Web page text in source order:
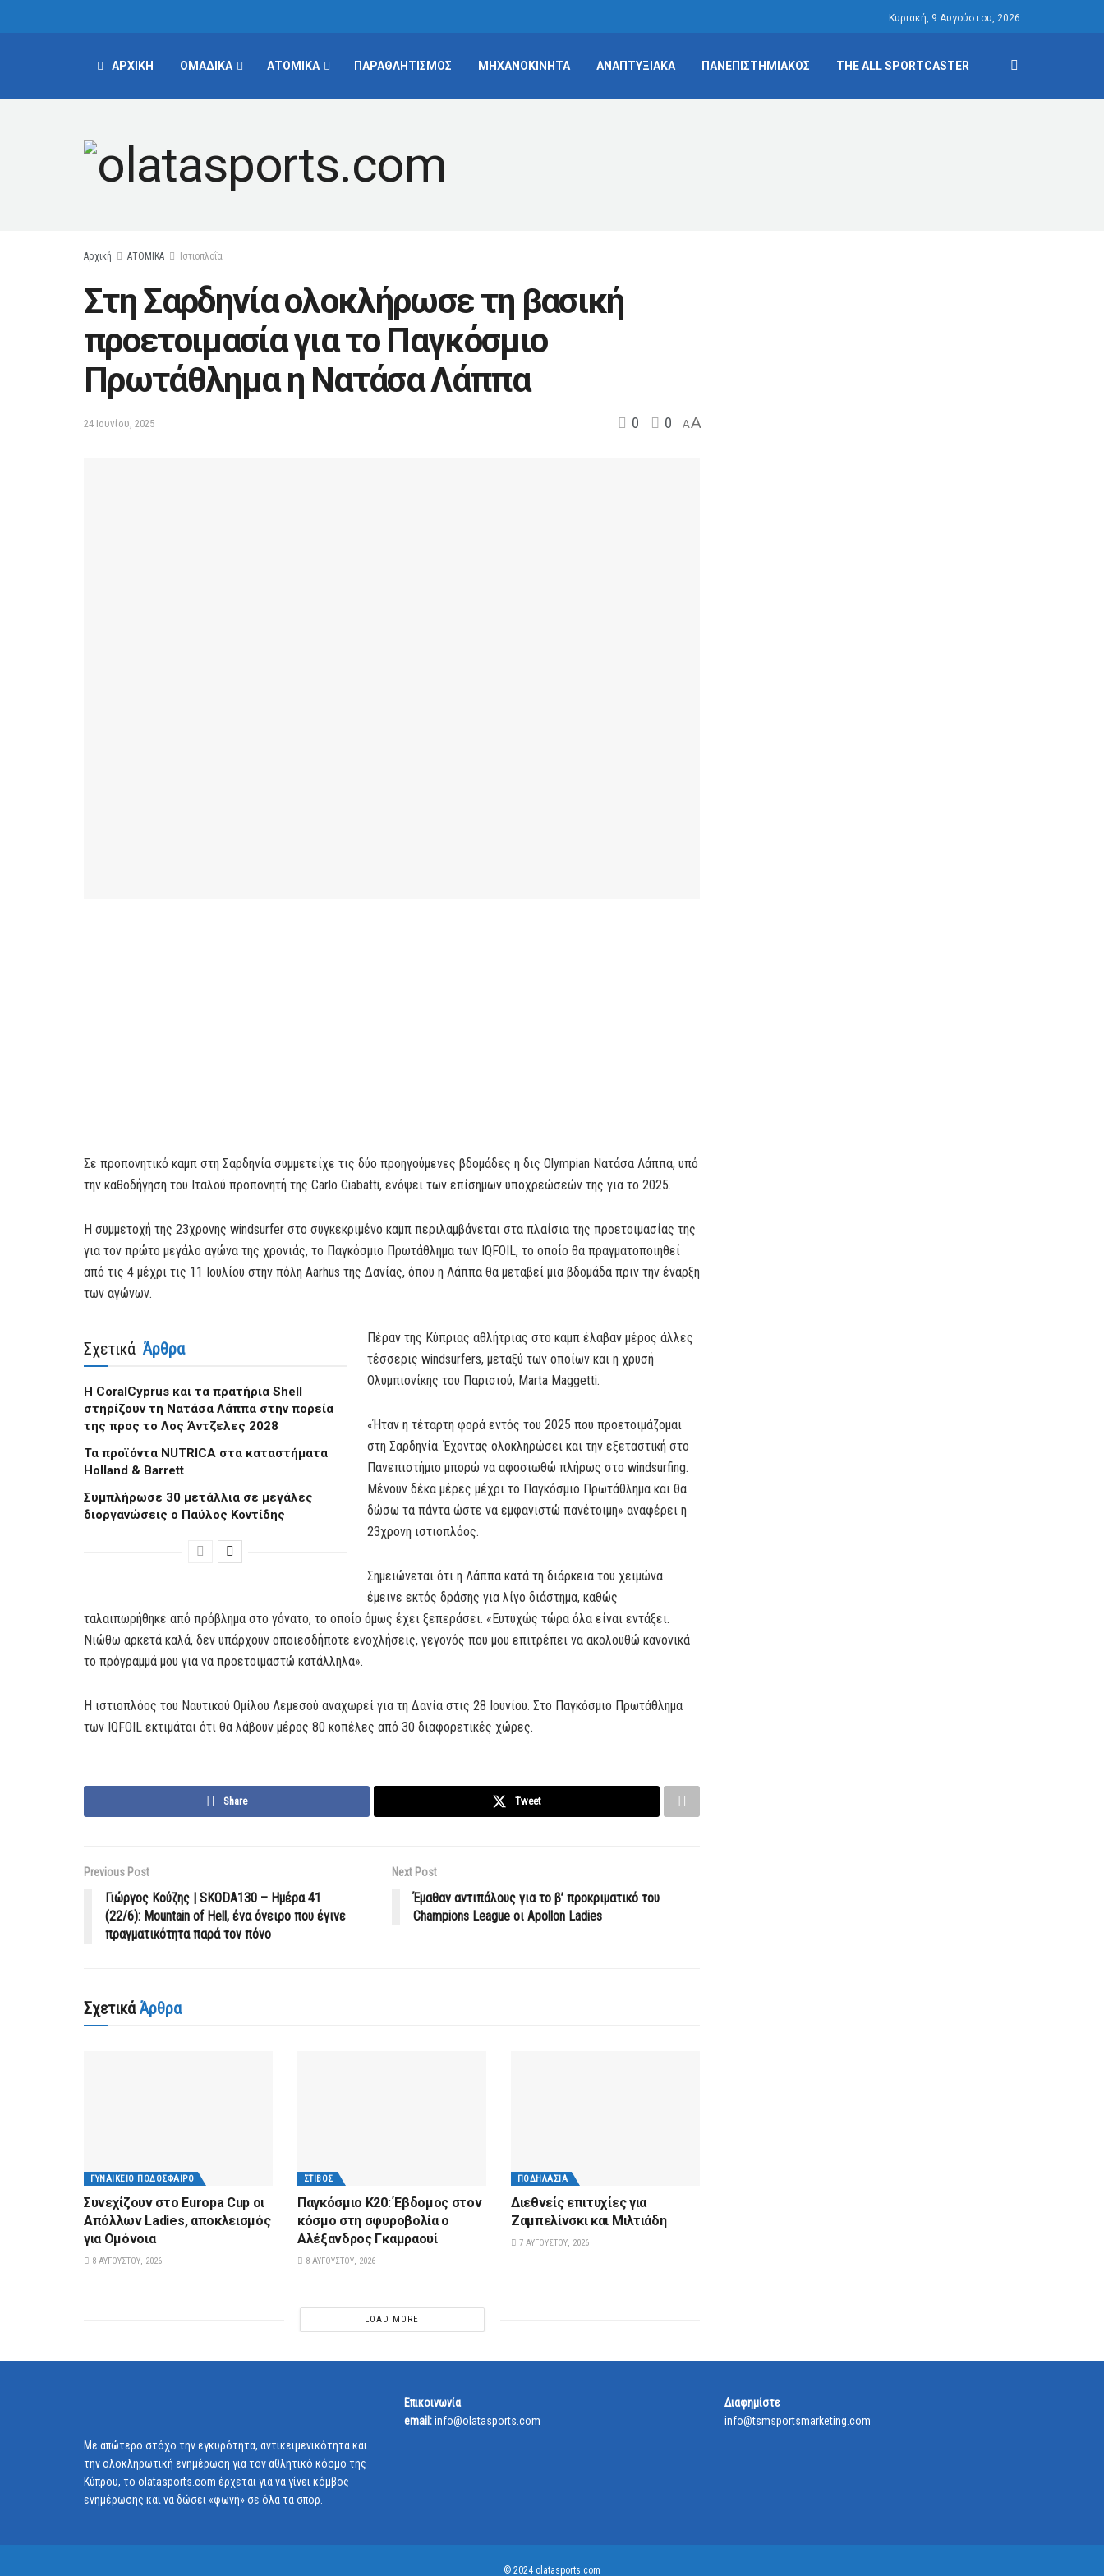
Κυριακή, 9 Αυγούστου, 2026
ΑΡΧΙΚΗ ΟΜΑΔΙΚΑ ΑΤΟΜΙΚΑ ΠΑΡΑΘΛΗΤΙΣΜΟΣ ΜΗΧΑΝΟΚΙΝΗΤΑ ΑΝΑΠΤΥΞΙΑΚΑ ΠΑΝΕΠΙΣΤΗΜΙΑΚΟΣ THE ALL SPORTCASTER
Αρχική ΑΤΟΜΙΚΑ Ιστιοπλοΐα
Στη Σαρδηνία ολοκλήρωσε τη βασική
προετοιμασία για το Παγκόσμιο
Πρωτάθλημα η Νατάσα Λάππα
24 Ιουνίου, 2025 0 0 AA
Σε προπονητικό καμπ στη Σαρδηνία συμμετείχε τις δύο προηγούμενες βδομάδες η δις Olympian Νατάσα Λάππα, υπό
την καθοδήγηση του Ιταλού προπονητή της Carlo Ciabatti, ενόψει των επίσημων υποχρεώσεών της για το 2025.
Η συμμετοχή της 23χρονης windsurfer στο συγκεκριμένο καμπ περιλαμβάνεται στα πλαίσια της προετοιμασίας της
για τον πρώτο μεγάλο αγώνα της χρονιάς, το Παγκόσμιο Πρωτάθλημα των IQFOIL, το οποίο θα πραγματοποιηθεί
από τις 4 μέχρι τις 11 Ιουλίου στην πόλη Aarhus της Δανίας, όπου η Λάππα θα μεταβεί μια βδομάδα πριν την έναρξη
των αγώνων.
Σχετικά Άρθρα
Η CoralCyprus και τα πρατήρια Shell
στηρίζουν τη Νατάσα Λάππα στην πορεία
της προς το Λος Άντζελες 2028
Τα προϊόντα NUTRICA στα καταστήματα
Holland & Barrett
Συμπλήρωσε 30 μετάλλια σε μεγάλες
διοργανώσεις ο Παύλος Κοντίδης
Πέραν της Κύπριας αθλήτριας στο καμπ έλαβαν μέρος άλλες
τέσσερις windsurfers, μεταξύ των οποίων και η χρυσή
Ολυμπιονίκης του Παρισιού, Marta Maggetti.
«Ήταν η τέταρτη φορά εντός του 2025 που προετοιμάζομαι
στη Σαρδηνία. Έχοντας ολοκληρώσει και την εξεταστική στο
Πανεπιστήμιο μπορώ να αφοσιωθώ πλήρως στο windsurfing.
Μένουν δέκα μέρες μέχρι το Παγκόσμιο Πρωτάθλημα και θα
δώσω τα πάντα ώστε να εμφανιστώ πανέτοιμη» αναφέρει η
23χρονη ιστιοπλόος.
Σημειώνεται ότι η Λάππα κατά τη διάρκεια του χειμώνα
έμεινε εκτός δράσης για λίγο διάστημα, καθώς
ταλαιπωρήθηκε από πρόβλημα στο γόνατο, το οποίο όμως έχει ξεπεράσει. «Ευτυχώς τώρα όλα είναι εντάξει.
Νιώθω αρκετά καλά, δεν υπάρχουν οποιεσδήποτε ενοχλήσεις, γεγονός που μου επιτρέπει να ακολουθώ κανονικά
το πρόγραμμά μου για να προετοιμαστώ κατάλληλα».
Η ιστιοπλόος του Ναυτικού Ομίλου Λεμεσού αναχωρεί για τη Δανία στις 28 Ιουνίου. Στο Παγκόσμιο Πρωτάθλημα
των IQFOIL εκτιμάται ότι θα λάβουν μέρος 80 κοπέλες από 30 διαφορετικές χώρες.
Share Tweet
Previous Post
Γιώργος Κούζης | SKODA130 – Hμέρα 41
(22/6): Mountain of Hell, ένα όνειρο που έγινε
πραγματικότητα παρά τον πόνο
Next Post
Έμαθαν αντιπάλους για το β’ προκριματικό του
Champions League οι Apollon Ladies
ΣχετικάΆρθρα
ΓΥΝΑΙΚΕΊΟ ΠΟΔΌΣΦΑΙΡΟ
Συνεχίζουν στο Europa Cup οι
Aπόλλων Ladies, αποκλεισμός
για Ομόνοια
8 ΑΥΓΟΎΣΤΟΥ, 2026
ΣΤΊΒΟΣ
Παγκόσμιο Κ20: Έβδομος στον
κόσμο στη σφυροβολία ο
Αλέξανδρος Γκαμραουί
8 ΑΥΓΟΎΣΤΟΥ, 2026
ΠΟΔΗΛΑΣΊΑ
Διεθνείς επιτυχίες για
Ζαμπελίνσκι και Μιλτιάδη
7 ΑΥΓΟΎΣΤΟΥ, 2026
LOAD MORE
Με απώτερο στόχο την εγκυρότητα, αντικειμενικότητα και
την ολοκληρωτική ενημέρωση για τον αθλητικό κόσμο της
Κύπρου, το olatasports.com έρχεται για να γίνει κόμβος
ενημέρωσης και να δώσει «φωνή» σε όλα τα σπορ.
Επικοινωνία
email:info@olatasports.com
Διαφημίστε
info@tsmsportsmarketing.com
© 2024 olatasports.com